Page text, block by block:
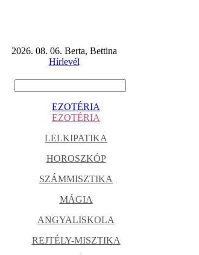
2026. 08. 06. Berta, Bettina
Hírlevél
EZOTÉRIA
EZOTÉRIA
LELKIPATIKA
HOROSZKÓP
SZÁMMISZTIKA
MÁGIA
ANGYALISKOLA
REJTÉLY-MISZTIKA